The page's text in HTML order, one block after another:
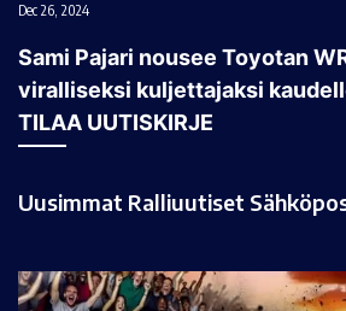
Dec 26, 2024
Sami Pajari nousee Toyotan
viralliseksi kuljettajaksi
TILAA UUTISKIRJE
Uusimmat Ralliuutiset